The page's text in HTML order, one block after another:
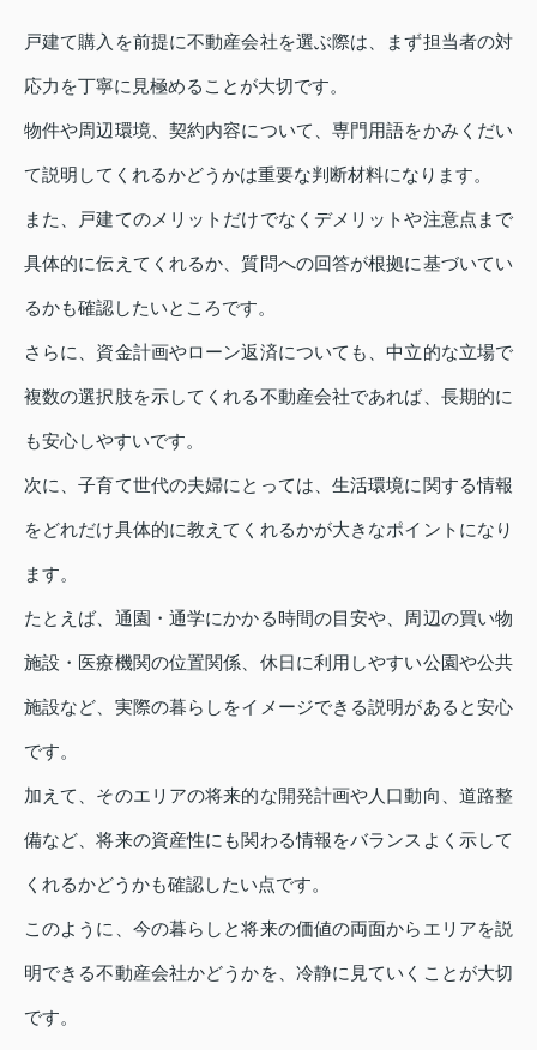
戸建て購入を前提に不動産会社を選ぶ際は、まず担当者の対
応力を丁寧に見極めることが大切です。
物件や周辺環境、契約内容について、専門用語をかみくだい
て説明してくれるかどうかは重要な判断材料になります。
また、戸建てのメリットだけでなくデメリットや注意点まで
具体的に伝えてくれるか、質問への回答が根拠に基づいてい
るかも確認したいところです。
さらに、資金計画やローン返済についても、中立的な立場で
複数の選択肢を示してくれる不動産会社であれば、長期的に
も安心しやすいです。
次に、子育て世代の夫婦にとっては、生活環境に関する情報
をどれだけ具体的に教えてくれるかが大きなポイントになり
ます。
たとえば、通園・通学にかかる時間の目安や、周辺の買い物
施設・医療機関の位置関係、休日に利用しやすい公園や公共
施設など、実際の暮らしをイメージできる説明があると安心
です。
加えて、そのエリアの将来的な開発計画や人口動向、道路整
備など、将来の資産性にも関わる情報をバランスよく示して
くれるかどうかも確認したい点です。
このように、今の暮らしと将来の価値の両面からエリアを説
明できる不動産会社かどうかを、冷静に見ていくことが大切
です。